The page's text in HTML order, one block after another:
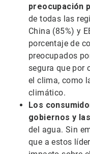
preocupación
de todas las
China (85%) y
porcentaje de
preocupados
segura que por
el clima, como
climático.
Los
gobiernos y
del agua. Sin
que a estos